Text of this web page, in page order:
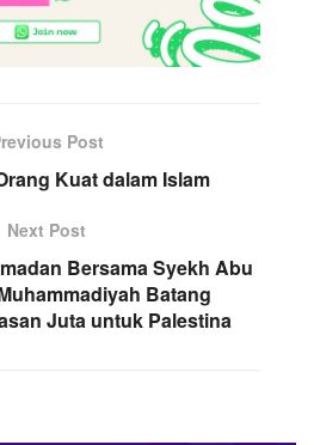
Post
Kuat dalam Islam
Next Post
Bersama Syekh Abu
Batang
Juta untuk Palestina